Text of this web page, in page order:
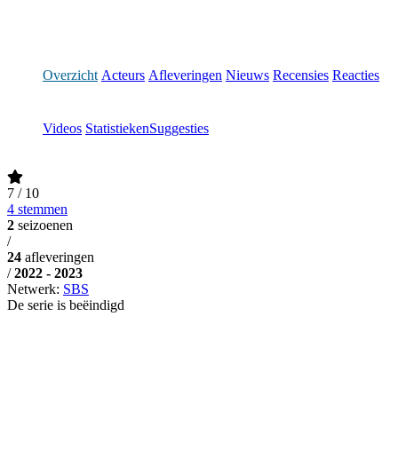
Overzicht Acteurs Afleveringen Nieuws Recensies Reacties
Videos StatistiekenSuggesties
7 / 10
4 stemmen
2 seizoenen
/
24 afleveringen
/ 2022 - 2023
Netwerk: SBS
De serie is beëindigd